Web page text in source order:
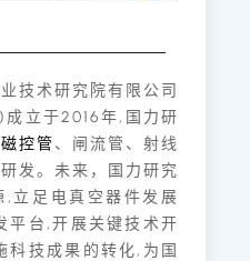
技术研究院有限公司
立于2016年,国力研
磁控管、闸流管、射线
发。未来，国力研究
,立足电真空器件发展
平台,开展关键技术开
科技成果的转化,为国